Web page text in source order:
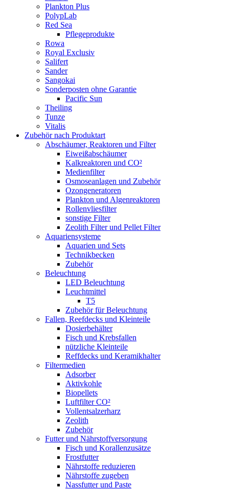
Plankton Plus
PolypLab
Red Sea
Pflegeprodukte
Rowa
Royal Exclusiv
Salifert
Sander
Sangokai
Sonderposten ohne Garantie
Pacific Sun
Theiling
Tunze
Vitalis
Zubehör nach Produktart
Abschäumer, Reaktoren und Filter
Eiweißabschäumer
Kalkreaktoren und CO²
Medienfilter
Osmoseanlagen und Zubehör
Ozongeneratoren
Plankton und Algenreaktoren
Rollenvliesfilter
sonstige Filter
Zeolith Filter und Pellet Filter
Aquariensysteme
Aquarien und Sets
Technikbecken
Zubehör
Beleuchtung
LED Beleuchtung
Leuchtmittel
T5
Zubehör für Beleuchtung
Fallen, Reefdecks und Kleinteile
Dosierbehälter
Fisch und Krebsfallen
nützliche Kleinteile
Reffdecks und Keramikhalter
Filtermedien
Adsorber
Aktivkohle
Biopellets
Luftfilter CO²
Vollentsalzerharz
Zeolith
Zubehör
Futter und Nährstoffversorgung
Fisch und Korallenzusätze
Frostfutter
Nährstoffe reduzieren
Nährstoffe zugeben
Nassfutter und Paste